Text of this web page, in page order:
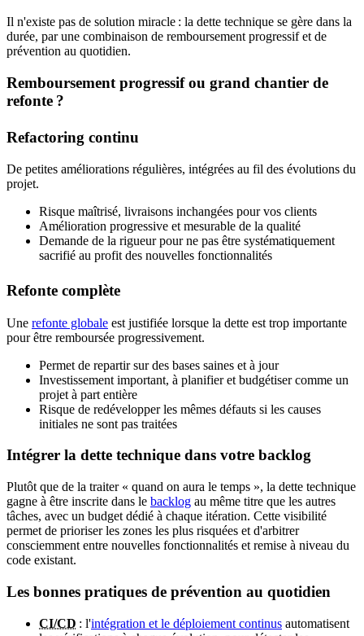
Il n'existe pas de solution miracle : la dette technique se gère dans la
durée, par une combinaison de remboursement progressif et de
prévention au quotidien.
Remboursement progressif ou grand chantier de
refonte ?
Refactoring continu
De petites améliorations régulières, intégrées au fil des évolutions du
projet.
Risque maîtrisé, livraisons inchangées pour vos clients
Amélioration progressive et mesurable de la qualité
Demande de la rigueur pour ne pas être systématiquement
sacrifié au profit des nouvelles fonctionnalités
Refonte complète
Une refonte globale est justifiée lorsque la dette est trop importante
pour être remboursée progressivement.
Permet de repartir sur des bases saines et à jour
Investissement important, à planifier et budgétiser comme un
projet à part entière
Risque de redévelopper les mêmes défauts si les causes
initiales ne sont pas traitées
Intégrer la dette technique dans votre backlog
Plutôt que de la traiter « quand on aura le temps », la dette technique
gagne à être inscrite dans le backlog au même titre que les autres
tâches, avec un budget dédié à chaque itération. Cette visibilité
permet de prioriser les zones les plus risquées et d'arbitrer
consciemment entre nouvelles fonctionnalités et remise à niveau du
code existant.
Les bonnes pratiques de prévention au quotidien
CI/CD : l'intégration et le déploiement continus automatisent